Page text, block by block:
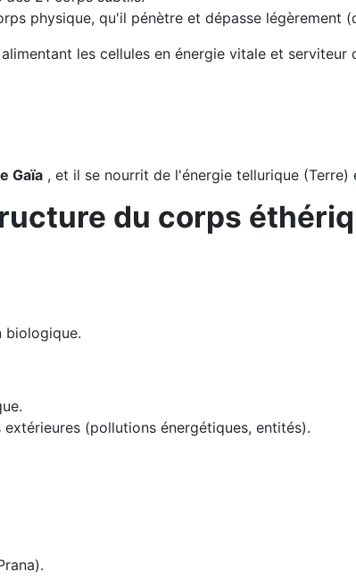
physique, qu'il pénètre et dépasse légèrement
les cellules en énergie vitale et serviteur
Gaïa , et il se nourrit de l'énergie tellurique
du corps
biologique.
(pollutions énergétiques, entités).